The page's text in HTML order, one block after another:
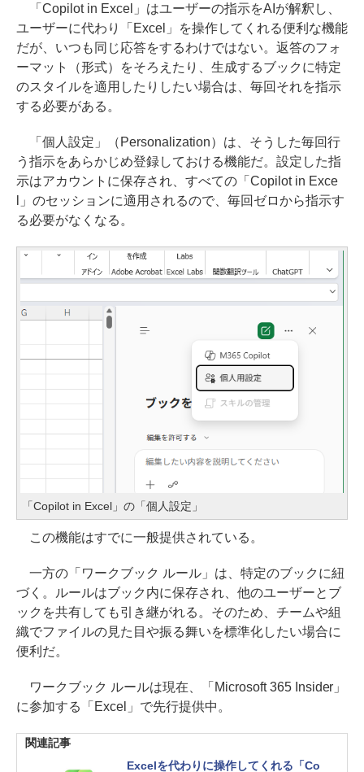
「Copilot in Excel」はユーザーの指示をAIが解釈し、
ユーザーに代わり「Excel」を操作してくれる便利な機能
だが、いつも同じ応答をするわけではない。返答のフォ
ーマット（形式）をそろえたり、生成するブックに特定
のスタイルを適用したりしたい場合は、毎回それを指示
する必要がある。
「個人設定」（Personalization）は、そうした毎回行
う指示をあらかじめ登録しておける機能だ。設定した指
示はアカウントに保存され、すべての「Copilot in Exce
l」のセッションに適用されるので、毎回ゼロから指示す
る必要がなくなる。
「Copilot in Excel」の「個人設定」
この機能はすでに一般提供されている。
一方の「ワークブック ルール」は、特定のブックに紐
づく。ルールはブック内に保存され、他のユーザーとブ
ックを共有しても引き継がれる。そのため、チームや組
織でファイルの見た目や振る舞いを標準化したい場合に
便利だ。
ワークブック ルールは現在、「Microsoft 365 Insider」
に参加する「Excel」で先行提供中。
関連記事
Excelを代わりに操作してくれる「Co